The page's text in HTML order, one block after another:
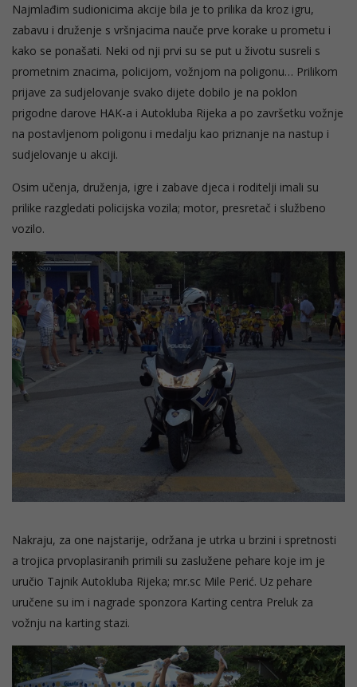
Najmlađim sudionicima akcije bila je to prilika da kroz igru,
zabavu i druženje s vršnjacima nauče prve korake u prometu i
kako se ponašati. Neki od nji prvi su se put u životu susreli s
prometnim znacima, policijom, vožnjom na poligonu… Prilikom
prijave za sudjelovanje svako dijete dobilo je na poklon
prigodne darove HAK-a i Autokluba Rijeka a po završetku vožnje
na postavljenom poligonu i medalju kao priznanje na nastup i
sudjelovanje u akciji.
Osim učenja, druženja, igre i zabave djeca i roditelji imali su
prilike razgledati policijska vozila; motor, presretač i službeno
vozilo.
Nakraju, za one najstarije, održana je utrka u brzini i spretnosti
a trojica prvoplasiranih primili su zaslužene pehare koje im je
uručio Tajnik Autokluba Rijeka; mr.sc Mile Perić. Uz pehare
uručene su im i nagrade sponzora Karting centra Preluk za
vožnju na karting stazi.